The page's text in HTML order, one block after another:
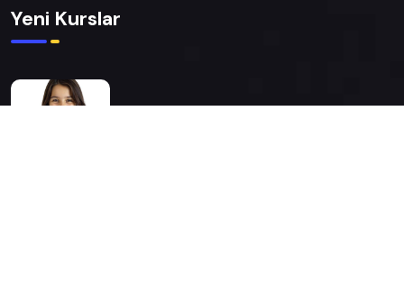
Yeni Kurslar